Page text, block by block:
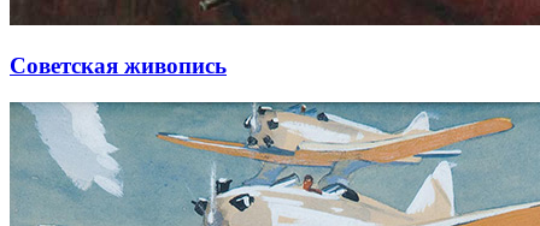
Советская живопись